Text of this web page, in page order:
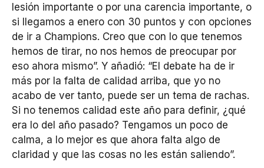
lesión importante o por una carencia importante, o
si llegamos a enero con 30 puntos y con opciones
de ir a Champions. Creo que con lo que tenemos
hemos de tirar, no nos hemos de preocupar por
eso ahora mismo”. Y añadió: “El debate ha de ir
más por la falta de calidad arriba, que yo no
acabo de ver tanto, puede ser un tema de rachas.
Si no tenemos calidad este año para definir, ¿qué
era lo del año pasado? Tengamos un poco de
calma, a lo mejor es que ahora falta algo de
claridad y que las cosas no les están saliendo”.